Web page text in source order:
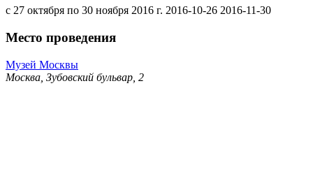
с 27 октября по 30 ноября 2016 г. 2016-10-26 2016-11-30
Место проведения
Музей Москвы
Москва, Зубовский бульвар, 2